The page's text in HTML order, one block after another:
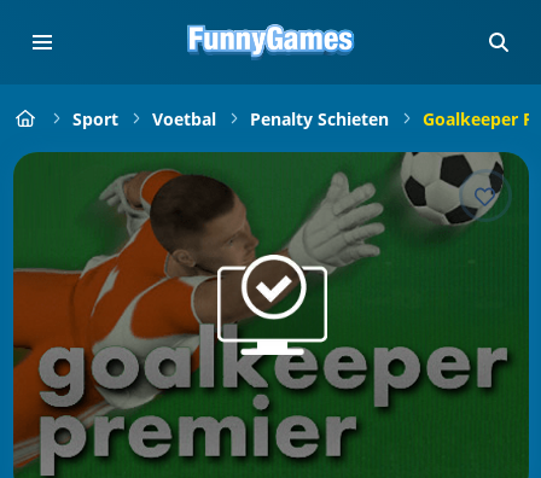
Sport Voetbal Penalty Schieten Goalkeeper